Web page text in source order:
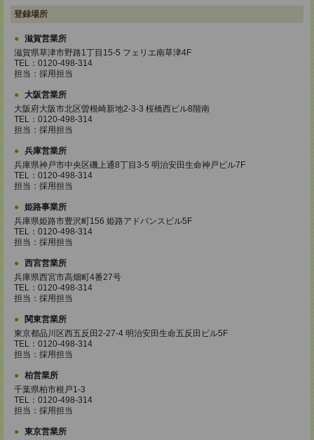
登録場所
滋賀営業所
滋賀県草津市野路1丁目15-5 フェリエ南草津4F
TEL：0120-498-314
担当：採用担当
大阪営業所
大阪府大阪市北区曽根崎新地2-3-3 桜橋西ビル8階南
TEL：0120-498-314
担当：採用担当
兵庫営業所
兵庫県神戸市中央区磯上通8丁目3-5 明治安田生命神戸ビル7F
TEL：0120-498-314
担当：採用担当
姫路事業所
兵庫県姫路市豊沢町156 姫路アドバンスビル5F
TEL：0120-498-314
担当：採用担当
西宮営業所
兵庫県西宮市高畑町4番27号
TEL：0120-498-314
担当：採用担当
関東営業所
東京都品川区西五反田2-27-4 明治安田生命五反田ビル5F
TEL：0120-498-314
担当：採用担当
柏営業所
千葉県柏市根戸1-3
TEL：0120-498-314
担当：採用担当
東京営業所